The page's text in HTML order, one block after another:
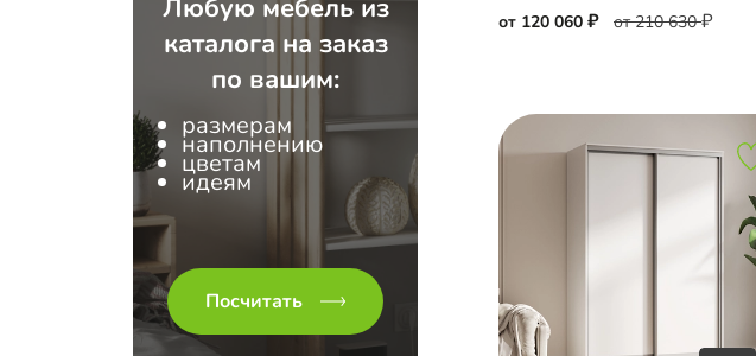
Любую мебель из
каталога на заказ
по вашим:
размерам
наполнению
цветам
идеям
Посчитать
от 120 060 от 210 630